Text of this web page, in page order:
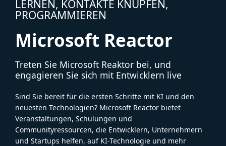
LERNEN, KONTAKTE KNÜPFEN,
PROGRAMMIEREN
Microsoft Reactor
Treten Sie Microsoft Reaktor bei, und
engagieren Sie sich mit Entwicklern live
Sind Sie bereit für die ersten Schritte mit KI und den
neuesten Technologien? Microsoft Reactor bietet
Veranstaltungen, Schulungen und
Communityressourcen, die Entwicklern, Unternehmern
und Startups helfen, auf KI-Technologie und mehr